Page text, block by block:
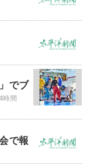
でブ
4時間
で報